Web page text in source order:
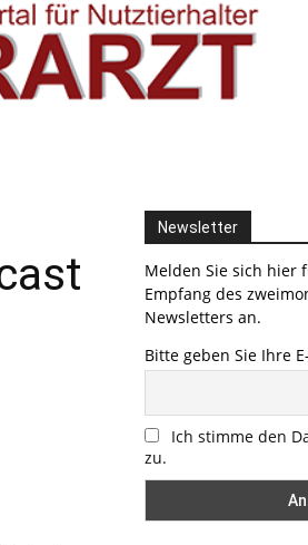
Newsletter
Melden Sie sich hier
Empfang des
Newsletters an.
Bitte geben Sie Ihre
Ich stimme den
zu.